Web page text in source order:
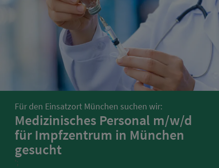
Für den Einsatzort München suchen wir:
Medizinisches Personal m/w/d
für Impfzentrum in München
gesucht
';